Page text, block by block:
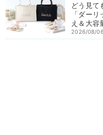
どう見て
「ダー
え＆大
2026/08/